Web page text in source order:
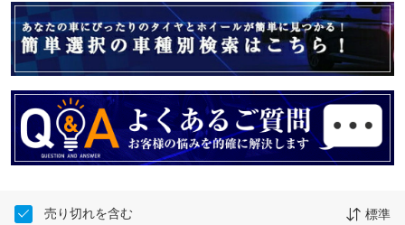
売り切れを含む 標準